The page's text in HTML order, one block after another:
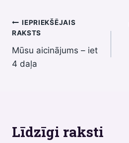
Ziņu
izvēlne
IEPRIEKŠĒJAIS
RAKSTS
Mūsu aicinājums – iet
4 daļa
Līdzīgi raksti